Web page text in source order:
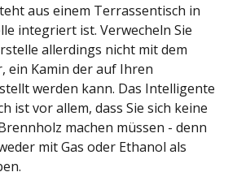
aus einem Terrassentisch in
integriert ist. Verwecheln Sie
allerdings nicht mit dem
ein Kamin der auf Ihren
werden kann. Das Intelligente
ist vor allem, dass Sie sich keine
machen müssen - denn
mit Gas oder Ethanol als